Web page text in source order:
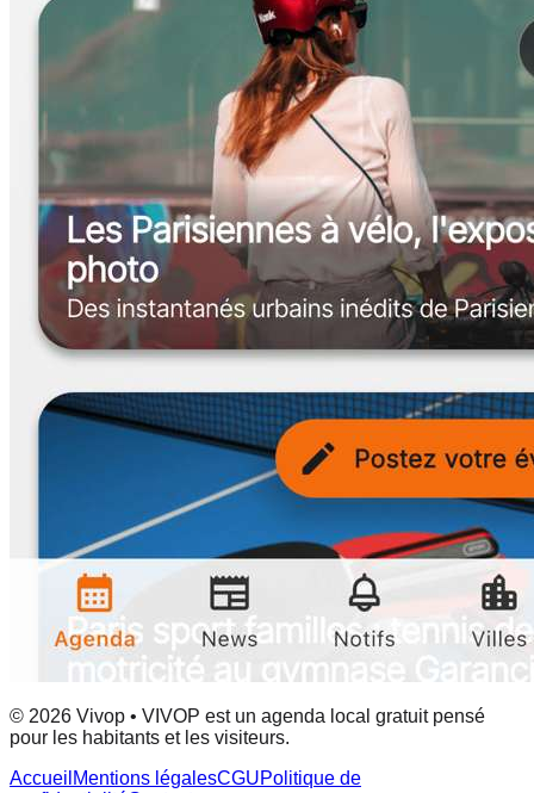
© 2026 Vivop • VIVOP est un agenda local gratuit pensé
pour les habitants et les visiteurs.
Accueil Mentions légalesCGUPolitique de